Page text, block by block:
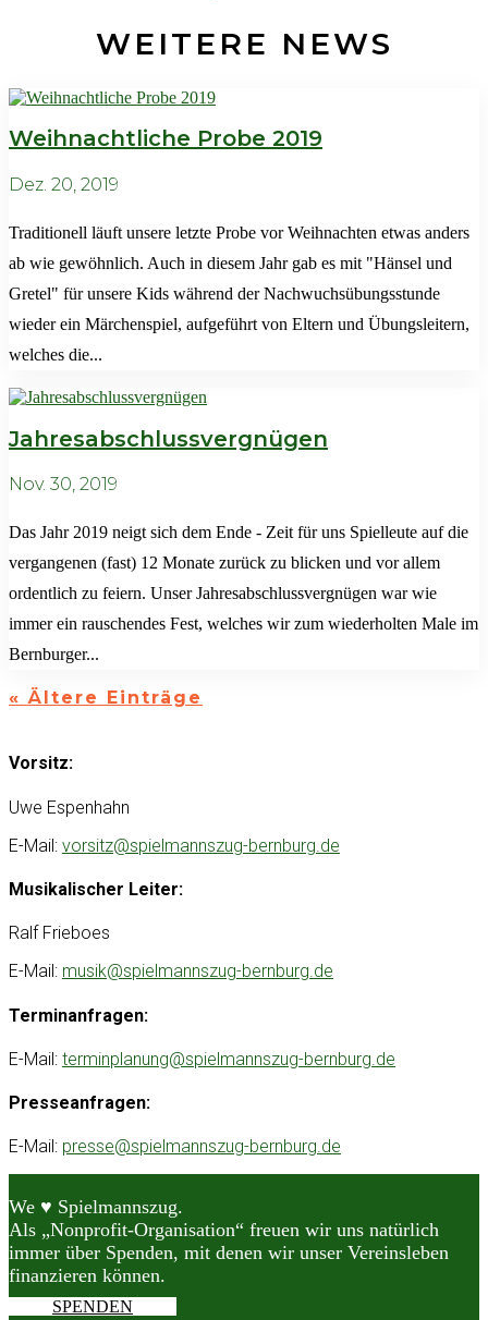
WEITERE NEWS
Weihnachtliche Probe 2019
Dez. 20, 2019
Traditionell läuft unsere letzte Probe vor Weihnachten etwas anders
ab wie gewöhnlich. Auch in diesem Jahr gab es mit "Hänsel und
Gretel" für unsere Kids während der Nachwuchsübungsstunde
wieder ein Märchenspiel, aufgeführt von Eltern und Übungsleitern,
welches die...
Jahresabschlussvergnügen
Nov. 30, 2019
Das Jahr 2019 neigt sich dem Ende - Zeit für uns Spielleute auf die
vergangenen (fast) 12 Monate zurück zu blicken und vor allem
ordentlich zu feiern. Unser Jahresabschlussvergnügen war wie
immer ein rauschendes Fest, welches wir zum wiederholten Male im
Bernburger...
« Ältere Einträge
Vorsitz:
Uwe Espenhahn
E-Mail: vorsitz@spielmannszug-bernburg.de
Musikalischer Leiter:
Ralf Frieboes
E-Mail: musik@spielmannszug-bernburg.de
Terminanfragen:
E-Mail: terminplanung@spielmannszug-bernburg.de
Presseanfragen:
E-Mail: presse@spielmannszug-bernburg.de
We ♥ Spielmannszug.
Als „Nonprofit-Organisation“ freuen wir uns natürlich
immer über Spenden, mit denen wir unser Vereinsleben
finanzieren können.
SPENDEN